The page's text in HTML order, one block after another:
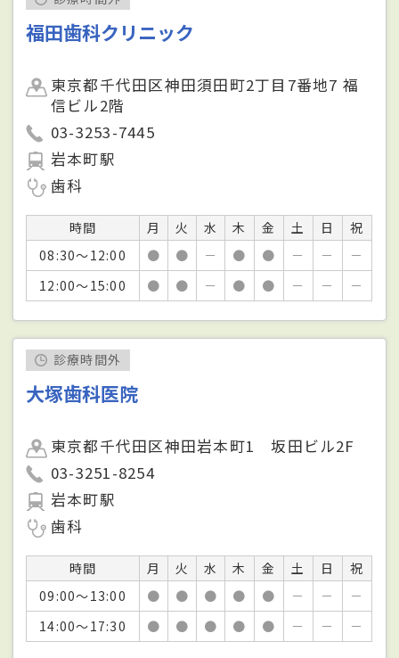
福田歯科クリニック
東京都千代田区神田須田町2丁目7番地7 福
信ビル2階
03-3253-7445
岩本町駅
歯科
時間 月 火 水 木 金 土 日
祝
08:30～12:00
● ● － ● ● － －
－
12:00～15:00
● ● － ● ● － － －
診療時間外
大塚歯科医院
東京都千代田区神田岩本町1 坂田ビル2F
03-3251-8254
岩本町駅
歯科
時間 月 火 水 木 金 土 日
祝
09:00～13:00
● ● ● ● ● － －
－
14:00～17:30
● ● ● ● ● － － －